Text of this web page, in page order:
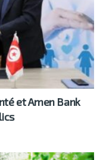
et Amen Bank